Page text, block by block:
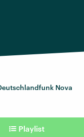
Nova
Playlist